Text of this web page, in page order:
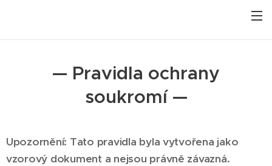
— Pravidla ochrany
soukromí —
Upozornění: Tato pravidla byla vytvořena jako
vzorový dokument a nejsou právně závazná.